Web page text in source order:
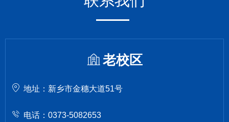
老校区
地址：新乡市金穗大道51号
电话：0373-5082653